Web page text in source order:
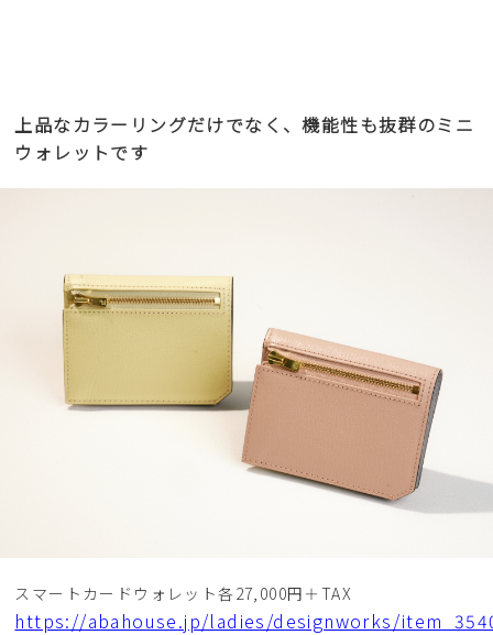
上品なカラーリングだけでなく、機能性も抜群のミニ
ウォレットです
スマートカードウォレット各27,000円＋TAX
https://abahouse.jp/ladies/designworks/